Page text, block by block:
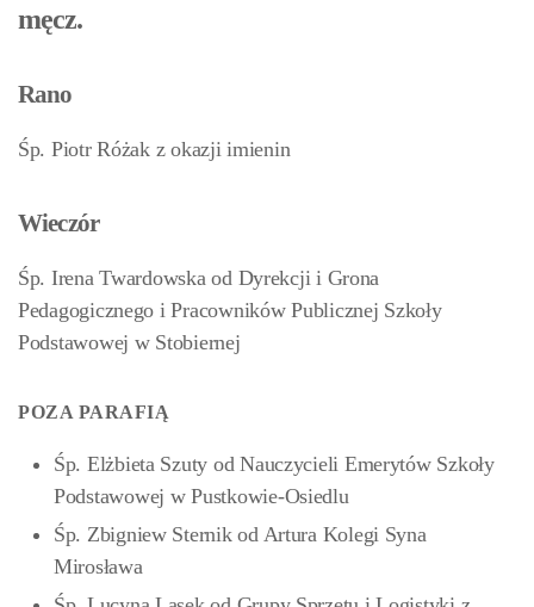
męcz.
Rano
Śp. Piotr Różak z okazji imienin
Wieczór
Śp. Irena Twardowska od Dyrekcji i Grona
Pedagogicznego i Pracowników Publicznej Szkoły
Podstawowej w Stobiernej
POZA PARAFIĄ
Śp. Elżbieta Szuty od Nauczycieli Emerytów Szkoły
Podstawowej w Pustkowie-Osiedlu
Śp. Zbigniew Sternik od Artura Kolegi Syna
Mirosława